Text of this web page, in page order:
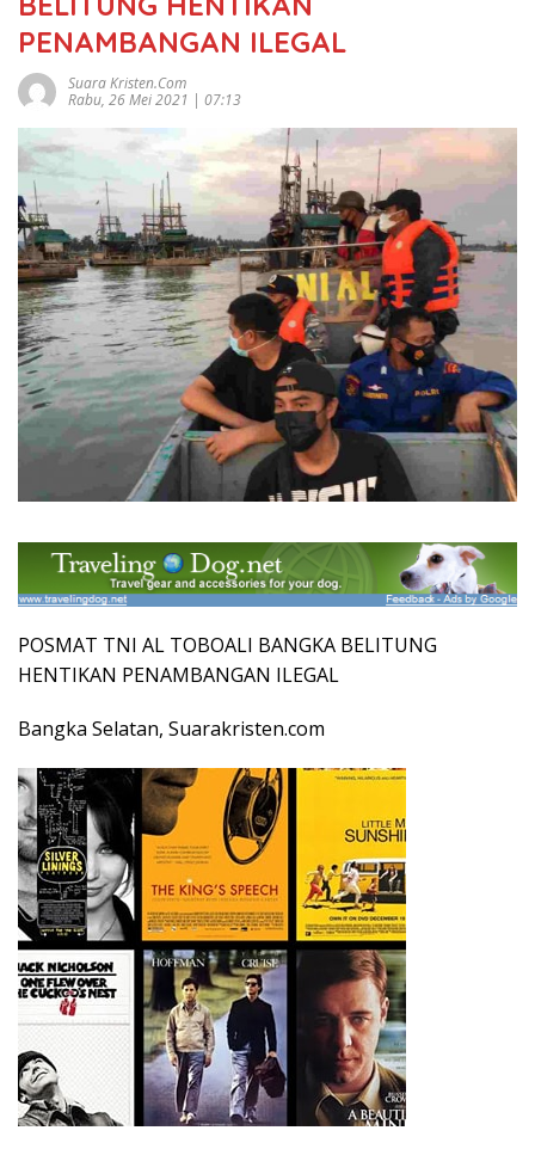
PENAMBANGAN ILEGAL
Suara Kristen.com
Rabu, 26 Mei 2021 | 07:13
POSMAT TNI AL TOBOALI BANGKA BELITUNG
HENTIKAN PENAMBANGAN ILEGAL
Bangka Selatan, Suarakristen.com